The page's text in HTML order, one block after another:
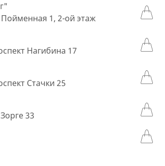
Пойменная 1, 2-ой этаж
Нагибина 17
Стачки 25
33